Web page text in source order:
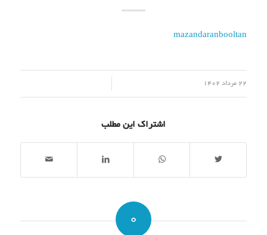
mazandaranbooltan
22 مرداد 1402
اشتراک این مطلب
0